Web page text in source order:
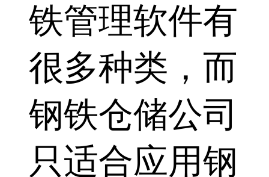
铁管理软件有
很多种类，而
钢铁仓储公司
只适合应用钢